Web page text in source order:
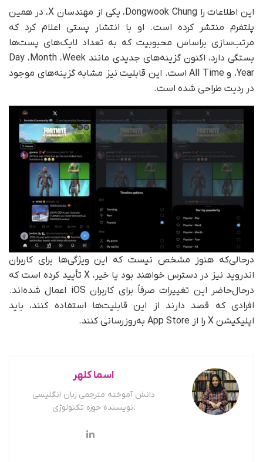
این اطلاعات را Dongwook Chung، یکی از مهندسان X، در همین
پلتفرم منتشر کرده است. او با انتشار پستی اعلام کرد که
مرتب‌سازی بر‌اساس محبوبیت که به تعداد لایک‌های پست‌ها
بستگی دارد، اکنون گزینه‌های جدیدی مانند Day ،‌Month ،‌Week
،‌Year و All Time است. این قابلیت نیز مشابه گزینه‌های موجود
در ردیت طراحی شده است.
در‌حالی‌که هنوز مشخص نیست که این ویژگی‌ها برای کاربران
اندروید نیز در دسترس خواهند بود یا خیر، X تأیید کرده است که
در‌حال‌حاضر این تغییرات صرفاً برای کاربران iOS اعمال شده‌اند.
افرادی که قصد دارند از این قابلیت‌ها استفاده کنند، باید
اپلیکیشن X را از App Store به‌روزرسانی کنند.
اسما کلهر
دانش آموخته مترجمی زبان انگلیسی
،نویسنده حوزه تکنولوژی